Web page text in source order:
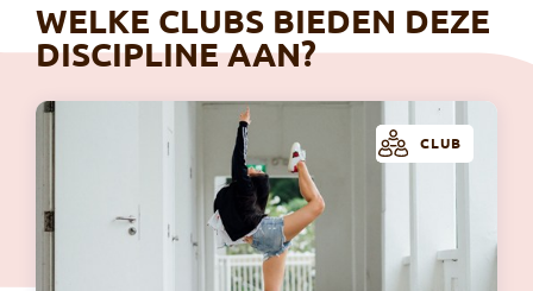
WELKE CLUBS BIEDEN DEZE
DISCIPLINE AAN?
CLUB